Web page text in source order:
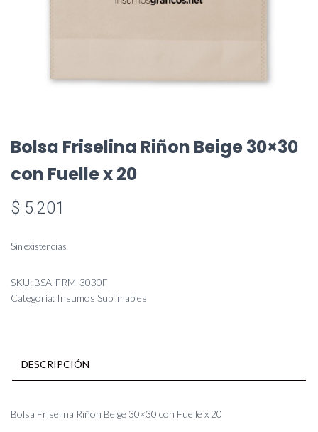
Bolsa Friselina Riñon Beige 30×30
con Fuelle x 20
$ 5.201
Sin existencias
SKU: BSA-FRM-3030F
Categoría: Insumos Sublimables
DESCRIPCIÓN
Bolsa Friselina Riñon Beige 30×30 con Fuelle x 20